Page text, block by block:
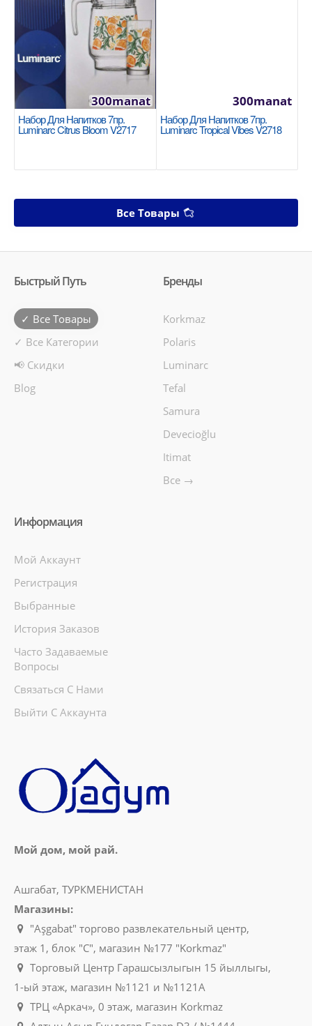
Набор Для Напитков 7пр.
Luminarc Citrus Bloom V2717
300manat
Набор Для Напитков 7пр.
Luminarc Tropical Vibes V2718
300manat
Все Товары
Быстрый Путь
✓ Все Товары
✓ Все Категории
📢 Скидки
Blog
Бренды
Korkmaz
Polaris
Luminarc
Tefal
Samura
Devecioğlu
Itimat
Все →
Информация
Мой Аккаунт
Регистрация
Выбранные
История Заказов
Часто Задаваемые
Вопросы
Связаться С Нами
Выйти С Аккаунта
Мой дом, мой рай.
Ашгабат, ТУРКМЕНИСТАН
Магазины:
"Aşgabat" торгово развлекательный центр,
этаж 1, блок "C", магазин №177 "Korkmaz"
Торговый Центр Гарашсызлыгын 15 йыллыгы,
1-ый этаж, магазин №1121 и №1121A
ТРЦ «Аркач», 0 этаж, магазин Korkmaz